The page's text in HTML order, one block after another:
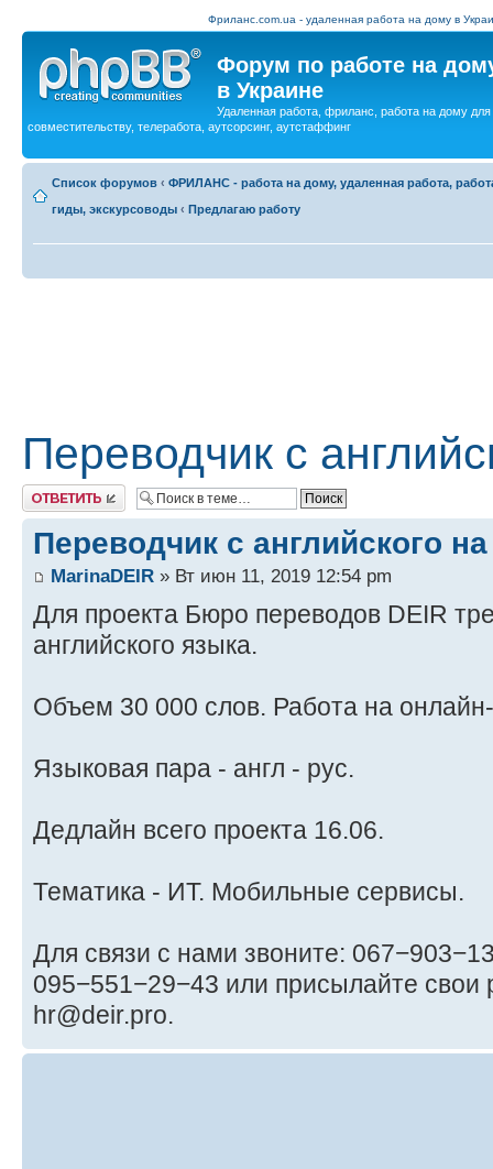
Фриланс.com.ua - удаленная работа на дому в
Форум по работе на
в Украине
Удаленная работа, фриланс, работа на дому
совместительству, телеработа, аутсорсинг, аутстаффинг
Список форумов ‹ ФРИЛАНС - работа на дому, удаленная работа,
гиды, экскурсоводы ‹ Предлагаю работу
Переводчик с
Ответить
Переводчик с английского
MarinaDEIR » Вт июн 11, 2019 12:54 pm
Для проекта Бюро переводов DEIR
английского языка.
Объем 30 000 слов. Работа на
Языковая пара - англ - рус.
Дедлайн всего проекта 16.06.
Тематика - ИТ. Мобильные сервисы.
Для связи с нами звоните:
095−551−29−43 или присылайте свои
hr@deir.pro.